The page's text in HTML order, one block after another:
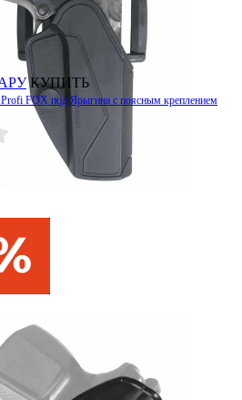
КУПИТЬ
Profi FOX под Ярыгина с поясным креплением